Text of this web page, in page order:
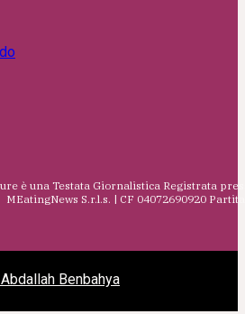
è una Testata Giornalistica Registrata
MEatingNews S.r.l.s. | CF 04072690920
Benbahya